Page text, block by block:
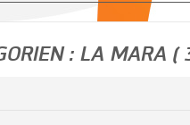
: LA MARA (